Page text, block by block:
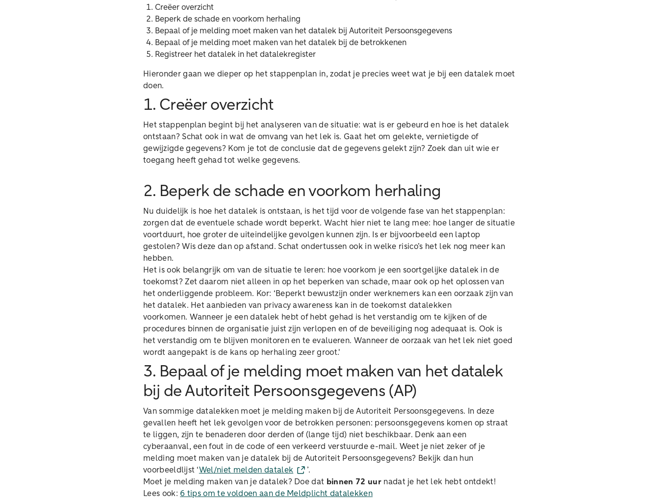
Creëer overzicht
Beperk de schade en voorkom herhaling
Bepaal of je melding moet maken van het datalek bij Autoriteit Persoonsgegevens
Bepaal of je melding moet maken van het datalek bij de betrokkenen
Registreer het datalek in het datalekregister
Hieronder gaan we dieper op het stappenplan in, zodat je precies weet wat je bij een datalek moet
doen.
1. Creëer overzicht
Het stappenplan begint bij het analyseren van de situatie: wat is er gebeurd en hoe is het datalek
ontstaan? Schat ook in wat de omvang van het lek is. Gaat het om gelekte, vernietigde of
gewijzigde gegevens? Kom je tot de conclusie dat de gegevens gelekt zijn? Zoek dan uit wie er
toegang heeft gehad tot welke gegevens.
2. Beperk de schade en voorkom herhaling
Nu duidelijk is hoe het datalek is ontstaan, is het tijd voor de volgende fase van het stappenplan:
zorgen dat de eventuele schade wordt beperkt. Wacht hier niet te lang mee: hoe langer de situatie
voortduurt, hoe groter de uiteindelijke gevolgen kunnen zijn. Is er bijvoorbeeld een laptop
gestolen? Wis deze dan op afstand. Schat ondertussen ook in welke risico’s het lek nog meer kan
hebben.
Het is ook belangrijk om van de situatie te leren: hoe voorkom je een soortgelijke datalek in de
toekomst? Zet daarom niet alleen in op het beperken van schade, maar ook op het oplossen van
het onderliggende probleem. Kor: ‘Beperkt bewustzijn onder werknemers kan een oorzaak zijn van
het datalek. Het aanbieden van privacy awareness kan in de toekomst datalekken
voorkomen. Wanneer je een datalek hebt of hebt gehad is het verstandig om te kijken of de
procedures binnen de organisatie juist zijn verlopen en of de beveiliging nog adequaat is. Ook is
het verstandig om te blijven monitoren en te evalueren. Wanneer de oorzaak van het lek niet goed
wordt aangepakt is de kans op herhaling zeer groot.'
3. Bepaal of je melding moet maken van het datalek
bij de Autoriteit Persoonsgegevens (AP)
Van sommige datalekken moet je melding maken bij de Autoriteit Persoonsgegevens. In deze
gevallen heeft het lek gevolgen voor de betrokken personen: persoonsgegevens komen op straat
te liggen, zijn te benaderen door derden of (lange tijd) niet beschikbaar. Denk aan een
cyberaanval, een fout in de code of een verkeerd verstuurde e-mail. Weet je niet zeker of je
melding moet maken van je datalek bij de Autoriteit Persoonsgegevens? Bekijk dan hun
voorbeeldlijst ‘Wel/niet melden datalek
’.
Moet je melding maken van je datalek? Doe dat binnen 72 uurnadat je het lek hebt ontdekt!
Lees ook: 6 tips om te voldoen aan de Meldplicht datalekken